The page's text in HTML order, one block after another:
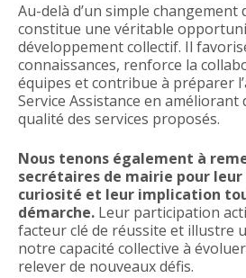
Au-delà d’un simple changement
constitue une véritable
développement collectif. Il
connaissances, renforce la
équipes et contribue à préparer
Service Assistance en
qualité des services proposés.
Nous tenons également à
secrétaires de mairie pour
curiosité et leur implication
démarche. Leur participation
facteur clé de réussite et illustre
notre capacité collective à
relever de nouveaux défis.